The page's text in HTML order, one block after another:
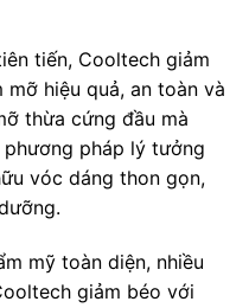
tiến, Cooltech giảm
hiệu quả, an toàn và
thừa cứng đầu mà
pháp lý tưởng
vóc dáng thon gọn,
mỹ toàn diện, nhiều
giảm béo với